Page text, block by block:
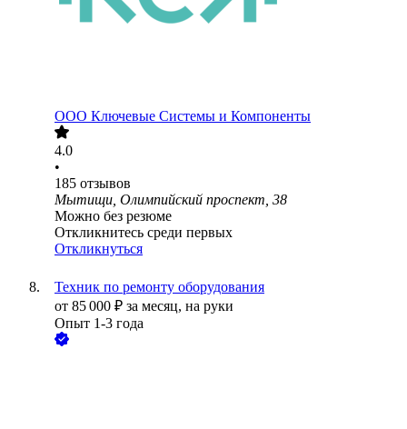
ООО Ключевые Системы и Компоненты
4.0
•
185 отзывов
Мытищи, Олимпийский проспект, 38
Можно без резюме
Откликнитесь среди первых
Откликнуться
Техник по ремонту оборудования
от 85 000 ₽ за месяц, на руки
Опыт 1-3 года